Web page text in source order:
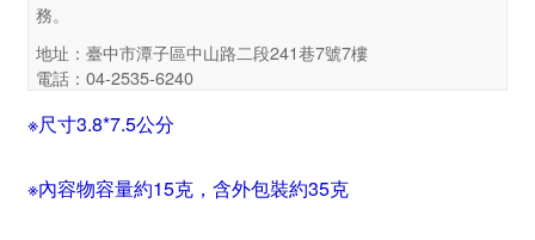
務。
地址：臺中市潭子區中山路二段241巷7號7樓
電話：04-2535-6240
※尺寸3.8*7.5公分
※內容物容量約15克，含外包裝約35克